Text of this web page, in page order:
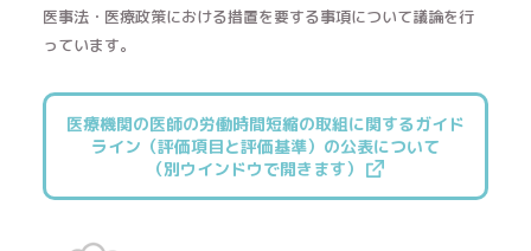
医事法・医療政策における措置を要する事項について議論を行
っています。
医療機関の医師の労働時間短縮の取組に関するガイド
ライン（評価項目と評価基準）の公表について
（別ウインドウで開きます）